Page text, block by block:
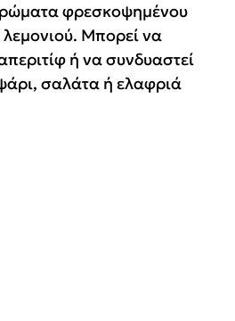
φρεσκοψημένου
Μπορεί να
ή να συνδυαστεί
σαλάτα ή ελαφριά